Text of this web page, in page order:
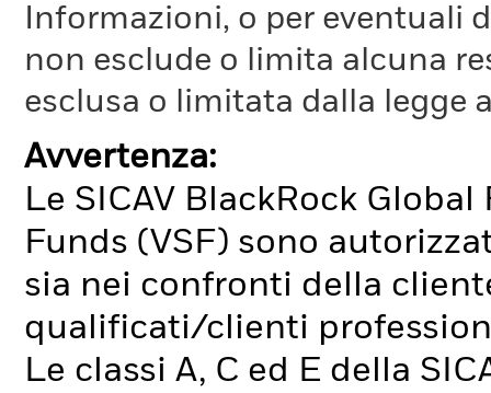
Informazioni, o per eventuali
non esclude o limita alcuna
esclusa o limitata dalla legge
Avvertenza:
Le SICAV BlackRock
Funds (VSF) sono
sia nei confronti della
qualificati/clienti
Le classi A, C ed E della